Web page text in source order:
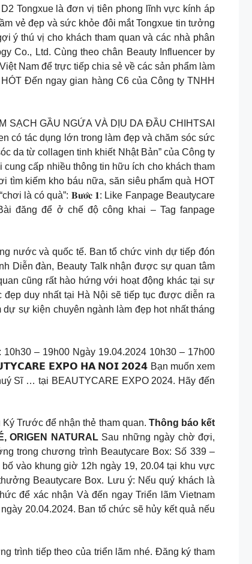
Tongxue là đơn vị tiên phong lĩnh vực kính áp
vẻ đẹp và sức khỏe đôi mắt Tongxue tin tưởng
ý thú vị cho khách tham quan và các nhà phân
Co., Ltd. Cùng theo chân Beauty Influencer by
Nam để trực tiếp chia sẻ về các sản phẩm làm
Đến ngay gian hàng C6 của Công ty TNHH
SẠCH GẦU NGỨA VÀ DỊU DA ĐẦU CHIHTSAI
có tác dụng lớn trong làm đẹp và chăm sóc sức
da từ collagen tinh khiết Nhật Bản” của Công ty
cấp nhiều thông tin hữu ích cho khách tham
tìm kiếm kho báu nữa, săn siêu phẩm quà HOT
là có quà”: 𝐁𝐮̛𝐨̛́𝐜 𝟏: Like Fanpage Beautycare
đăng để ở chế độ công khai – Tag fanpage
nước và quốc tế. Ban tổ chức vinh dự tiếp đón
Diễn đàn, Beauty Talk nhận được sự quan tâm
cũng rất hào hứng với hoạt động khác tại sự
duy nhất tại Hà Nội sẽ tiếp tục được diễn ra
sự kiện chuyên ngành làm đẹp hot nhất tháng
– 19h00 Ngày 19.04.2024 10h30 – 17h00
𝗘𝗫𝗣𝗢 𝗛𝗔 𝗡𝗢𝗜 𝟮𝟬𝟮𝟰 Bạn muốn xem
Sĩ … tại BEAUTYCARE EXPO 2024. Hãy đến
Trước để nhận thẻ tham quan. Thông báo kết
ORIGEN NATURAL Sau những ngày chờ đợi,
trong chương trình Beautycare Box: Số 339 –
vào khung giờ 12h ngày 19, 20.04 tại khu vực
Beautycare Box. Lưu ý: Nếu quý khách là
để xác nhận Và đến ngay Triển lãm Vietnam
20.04.2024. Ban tổ chức sẽ hủy kết quả nếu
trình tiếp theo của triển lãm nhé. Đăng ký tham